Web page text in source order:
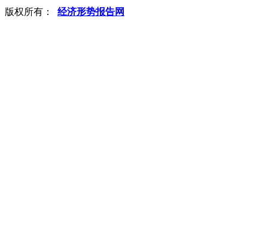
版权所有： 经济形势报告网